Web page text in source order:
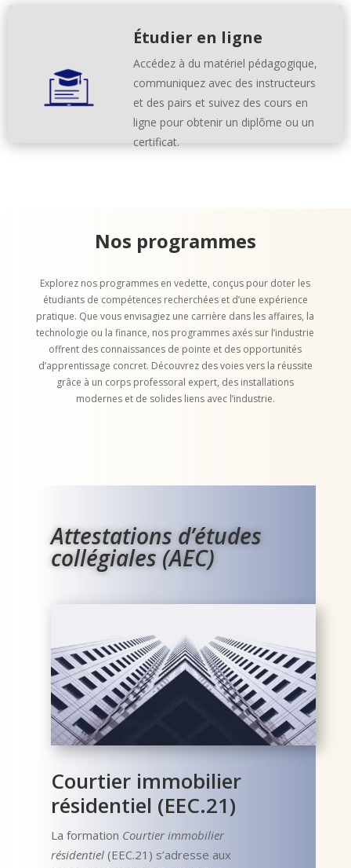
Étudier en ligne
Accédez à du matériel pédagogique,
communiquez avec des instructeurs
et des pairs et suivez des cours en
ligne pour obtenir un diplôme ou un
certificat.
Nos programmes
Explorez nos programmes en vedette, conçus pour doter les
étudiants de compétences recherchées et d’une expérience
pratique. Que vous envisagiez une carrière dans les affaires, la
technologie ou la finance, nos programmes axés sur l’industrie
offrent des connaissances de pointe et des opportunités
d’apprentissage concret. Découvrez des voies vers la réussite
grâce à un corps professoral expert, des installations
modernes et de solides liens avec l’industrie.
Attestations d’études
collégiales (AEC)
Courtier immobilier
résidentiel (EEC.21)
La formation Courtier immobilier
résidentiel (EEC.21) s’adresse aux